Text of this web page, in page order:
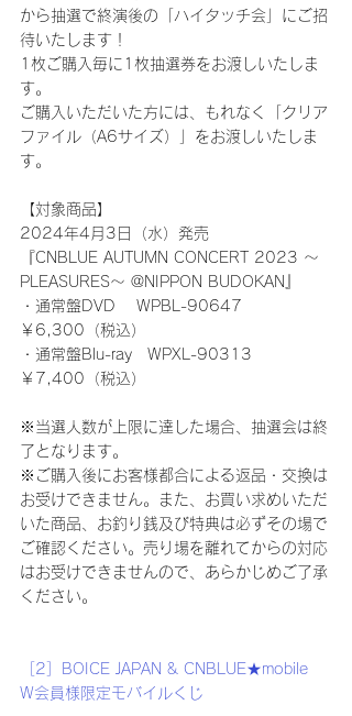
から抽選で終演後の「ハイタッチ会」にご招
待いたします！
1枚ご購入毎に1枚抽選券をお渡しいたしま
す。
ご購入いただいた方には、もれなく「クリア
ファイル（A6サイズ）」をお渡しいたしま
す。
【対象商品】
2024年4月3日（水）発売
『CNBLUE AUTUMN CONCERT 2023 ～
PLEASURES～ @NIPPON BUDOKAN』
・通常盤DVD 　WPBL-90647
￥6,300（税込）
・通常盤Blu-ray　WPXL-90313
￥7,400（税込）
※当選人数が上限に達した場合、抽選会は終
了となります。
※ご購入後にお客様都合による返品・交換は
お受けできません。また、お買い求めいただ
いた商品、お釣り銭及び特典は必ずその場で
ご確認ください。売り場を離れてからの対応
はお受けできませんので、あらかじめご了承
ください。
［2］BOICE JAPAN & CNBLUE★mobile
W会員様限定モバイルくじ